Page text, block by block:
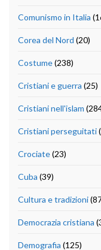
Comunismo in Italia
Corea del Nord (20)
Costume(238)
Cristiani e guerra (25)
Cristiani nell'islam
Cristiani perseguitati
Crociate(23)
Cuba (39)
Cultura e tradizioni
Democrazia cristiana
Demografia (125)